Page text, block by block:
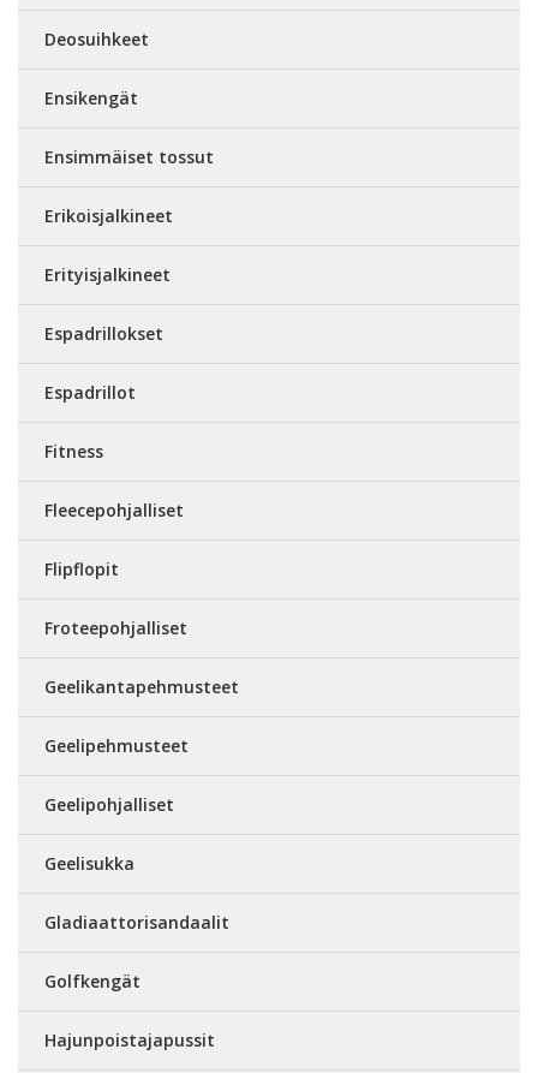
Deosuihkeet
Ensikengät
Ensimmäiset tossut
Erikoisjalkineet
Erityisjalkineet
Espadrillokset
Espadrillot
Fitness
Fleecepohjalliset
Flipflopit
Froteepohjalliset
Geelikantapehmusteet
Geelipehmusteet
Geelipohjalliset
Geelisukka
Gladiaattorisandaalit
Golfkengät
Hajunpoistajapussit